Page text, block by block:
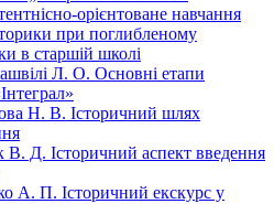
орієнтоване навчання
при поглибленому
в старшій школі
Л. О. Основні етапи
Н. В. Історичний шлях
Д. Історичний аспект введення
А. П. Історичний екскурс у